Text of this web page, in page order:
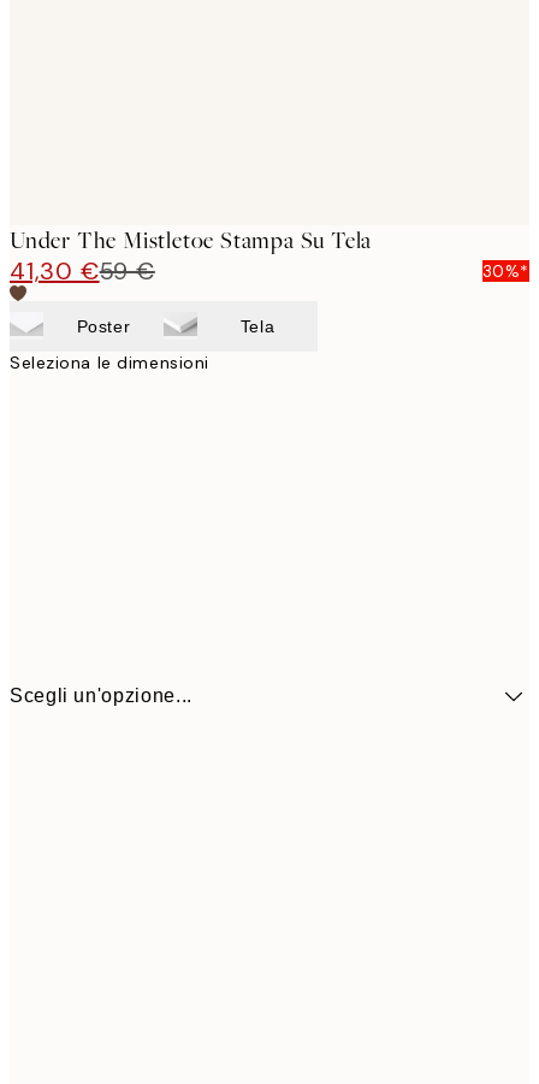
Under The Mistletoe Stampa Su Tela
41,30 €59 € 30%*
Poster Tela
Seleziona le dimensioni
Scegli un'opzione...